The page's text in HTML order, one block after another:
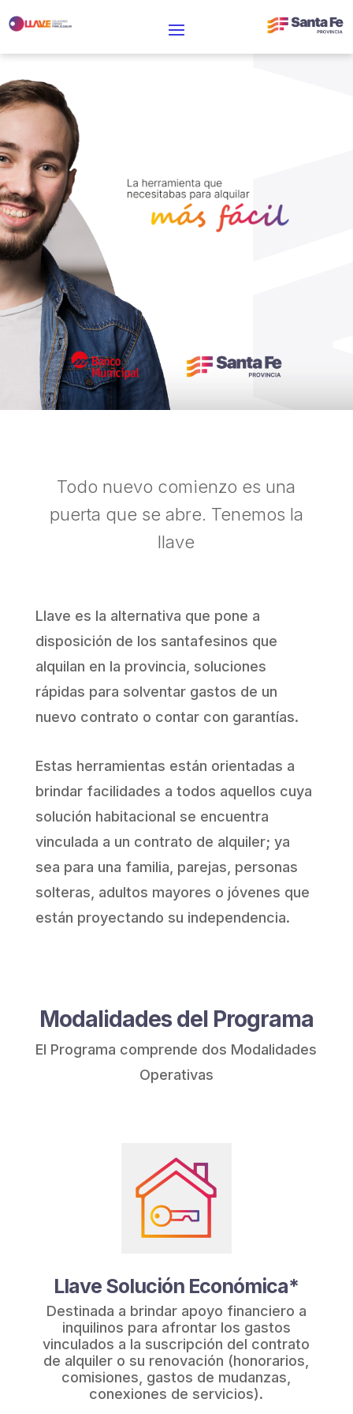
Todo nuevo comienzo es una
puerta que se abre. Tenemos la
llave
Llave es la alternativa que pone a
disposición de los santafesinos que
alquilan en la provincia, soluciones
rápidas para solventar gastos de un
nuevo contrato o contar con garantías.
Estas herramientas están orientadas a
brindar facilidades a todos aquellos cuya
solución habitacional se encuentra
vinculada a un contrato de alquiler; ya
sea para una familia, parejas, personas
solteras, adultos mayores o jóvenes que
están proyectando su independencia.
Modalidades del Programa
El Programa comprende dos Modalidades
Operativas
Llave Solución Económica*
Destinada a brindar apoyo financiero a
inquilinos para afrontar los gastos
vinculados a la suscripción del contrato
de alquiler o su renovación (honorarios,
comisiones, gastos de mudanzas,
conexiones de servicios).